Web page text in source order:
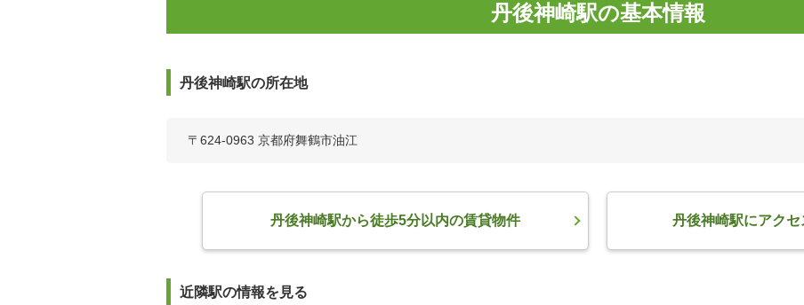
丹後神崎駅の基本情報
丹後神崎駅の所在地
〒624-0963 京都府舞鶴市油江
丹後神崎駅から徒歩5分以内の賃貸物件 丹後神崎駅にアク
近隣駅の情報を見る